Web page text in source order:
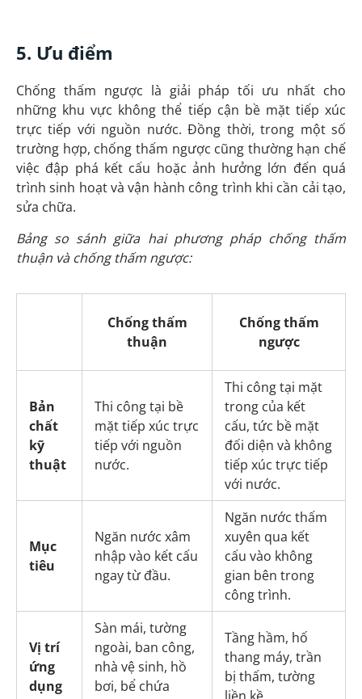
5. Ưu điểm
Chống thấm ngược là giải pháp tối ưu nhất cho
những khu vực không thể tiếp cận bề mặt tiếp xúc
trực tiếp với nguồn nước. Đồng thời, trong một số
trường hợp, chống thấm ngược cũng thường hạn chế
việc đập phá kết cấu hoặc ảnh hưởng lớn đến quá
trình sinh hoạt và vận hành công trình khi cần cải tạo,
sửa chữa.
Bảng so sánh giữa hai phương pháp chống thấm
thuận và chống thấm ngược:
Chống thấm
thuận
Chống thấm
ngược
Bản
chất
kỹ
thuật
Thi công tại bề
mặt tiếp xúc trực
tiếp với nguồn
nước.
Thi công tại mặt
trong của kết
cấu, tức bề mặt
đối diện và không
tiếp xúc trực tiếp
với nước.
Mục
tiêu
Ngăn nước xâm
nhập vào kết cấu
ngay từ đầu.
Ngăn nước thấm
xuyên qua kết
cấu vào không
gian bên trong
công trình.
Vị trí
ứng
dụng
Sàn mái, tường
ngoài, ban công,
nhà vệ sinh, hồ
bơi, bể chứa
Tầng hầm, hố
thang máy, trần
bị thấm, tường